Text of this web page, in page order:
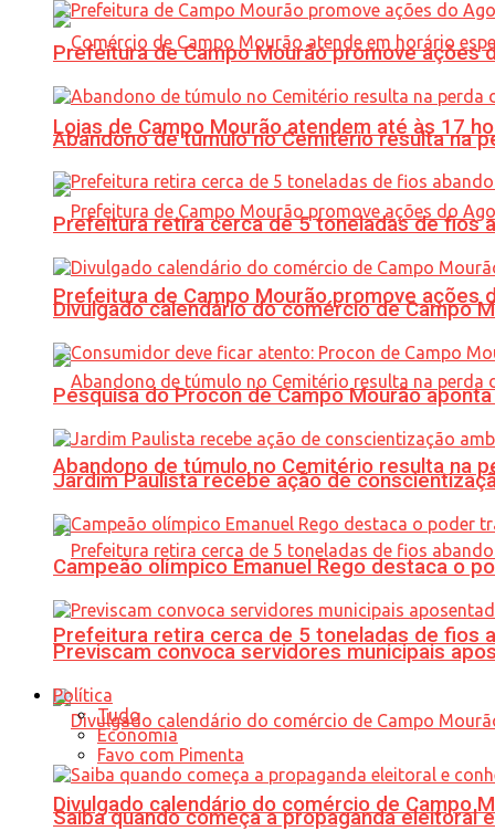
Lojas de Campo Mourão atendem até às 17
Prefeitura de Campo Mourão promove
Abandono de túmulo no Cemitério resulta na
Prefeitura retira cerca de 5 toneladas de fios
Divulgado calendário do comércio de Campo
Prefeitura de Campo Mourão promove
Abandono de túmulo no Cemitério resulta na
Prefeitura retira cerca de 5 toneladas de fios
Divulgado calendário do comércio de Campo
Pesquisa do Procon de Campo Mourão
Jardim Paulista recebe ação de
Campeão olímpico Emanuel Rego destaca o
Previscam convoca servidores municipais
Política
Tudo
Economia
Favo com Pimenta
Saiba quando começa a propaganda eleitoral